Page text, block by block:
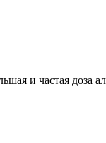
и частая доза